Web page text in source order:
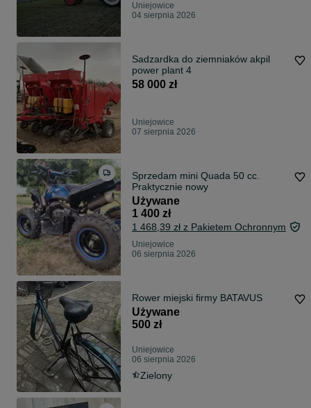
Uniejowice
04 sierpnia 2026
Sadzardka do ziemniaków akpil
power plant 4
58 000 zł
Uniejowice
07 sierpnia 2026
Sprzedam mini Quada 50 cc.
Praktycznie nowy
Używane
1 400 zł
1 468,39 zł z Pakietem Ochronnym
Uniejowice
06 sierpnia 2026
Rower miejski firmy BATAVUS
Używane
500 zł
Uniejowice
06 sierpnia 2026
Zielony